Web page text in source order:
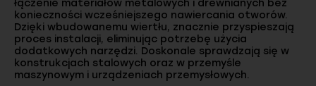
łączenie materiałów metalowych i drewnianych bez
konieczności wcześniejszego nawiercania otworów.
Dzięki wbudowanemu wiertłu, znacznie przyspieszają
proces instalacji, eliminując potrzebę użycia
dodatkowych narzędzi. Doskonale sprawdzają się w
konstrukcjach stalowych oraz w przemyśle
maszynowym i urządzeniach przemysłowych.